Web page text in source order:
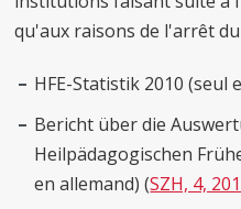
qu'aux raisons de l'arrêt
HFE-Statistik 2010 (seul
Bericht über die
Heilpädagogischen
en allemand) (SZH, 4,